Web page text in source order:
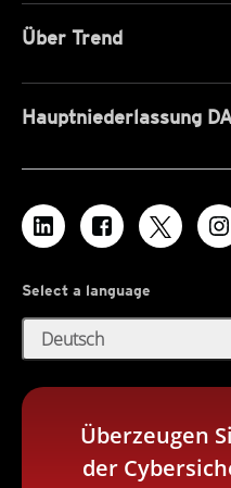
Über Trend
Hauptniederlassung
Select a language
Deutsch
Überzeugen
der